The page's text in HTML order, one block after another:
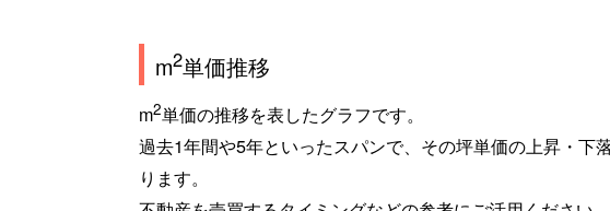
m2単価推移
m2単価の推移を表したグラフです。
過去1年間や5年といったスパンで、その坪単価の上昇・下
ります。